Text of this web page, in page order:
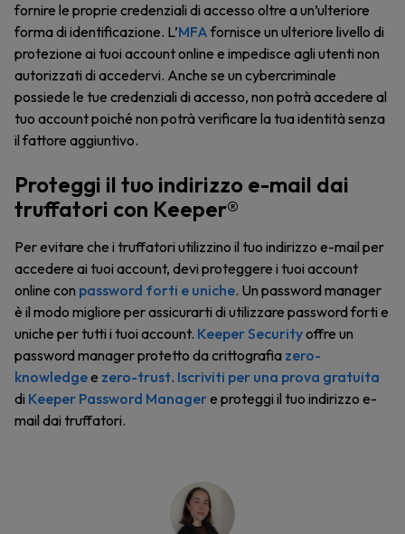
fornire le proprie credenziali di accesso oltre a un’ulteriore
forma di identificazione. L’MFAfornisce un ulteriore livello di
protezione ai tuoi account online e impedisce agli utenti non
autorizzati di accedervi. Anche se un cybercriminale
possiede le tue credenziali di accesso, non potrà accedere al
tuo account poiché non potrà verificare la tua identità senza
il fattore aggiuntivo.
Proteggi il tuo indirizzo e-mail dai
truffatori con Keeper®
Per evitare che i truffatori utilizzino il tuo indirizzo e-mail per
accedere ai tuoi account, devi proteggere i tuoi account
online con password forti e uniche. Un password manager
è il modo migliore per assicurarti di utilizzare password forti e
uniche per tutti i tuoi account. Keeper Securityoffre un
password manager protetto da crittografia zero-
knowledgee zero-trust. Iscriviti per una prova gratuita
di Keeper Password Managere proteggi il tuo indirizzo e-
mail dai truffatori.